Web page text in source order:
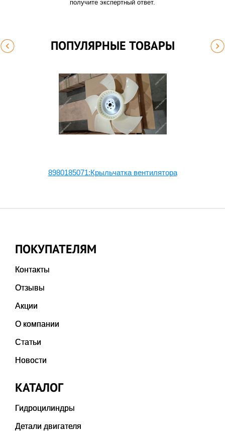
получите экспертный ответ.
ПОПУЛЯРНЫЕ ТОВАРЫ
8980185071:Крыльчатка вентилятора
ПОКУПАТЕЛЯМ
Контакты
Отзывы
Акции
О компании
Статьи
Новости
КАТАЛОГ
Гидроцилиндры
Детали двигателя